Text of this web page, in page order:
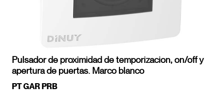
Pulsador de proximidad de temporizacion, on/off y
apertura de puertas. Marco blanco
PT GAR PRB